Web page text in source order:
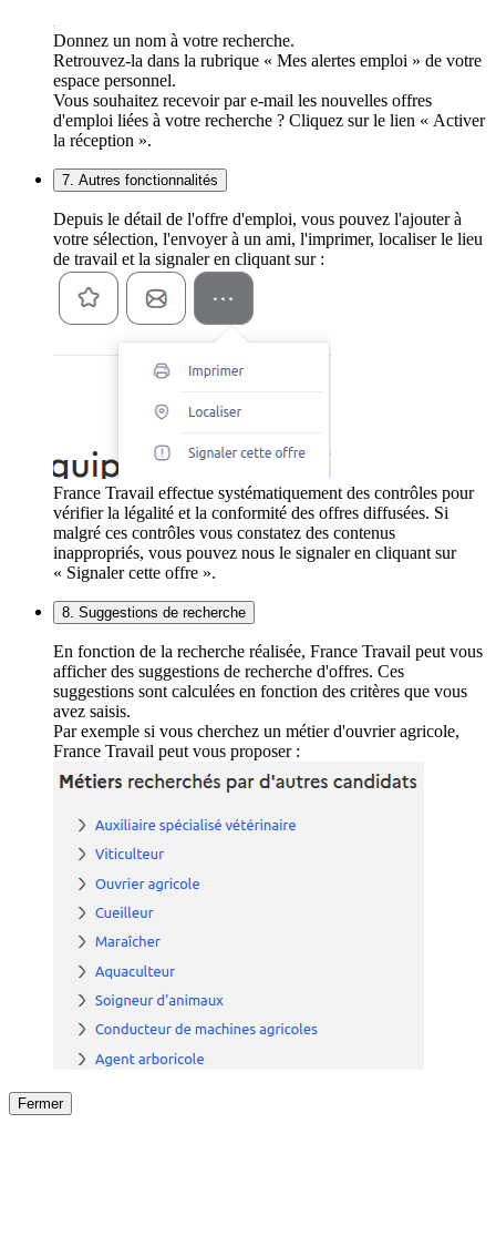
Donnez un nom à votre recherche.
Retrouvez-la dans la rubrique « Mes alertes emploi » de votre
espace personnel.
Vous souhaitez recevoir par e-mail les nouvelles offres
d'emploi liées à votre recherche ? Cliquez sur le lien « Activer
la réception ».
7. Autres fonctionnalités
Depuis le détail de l'offre d'emploi, vous pouvez l'ajouter à
votre sélection, l'envoyer à un ami, l'imprimer, localiser le lieu
de travail et la signaler en cliquant sur :
France Travail effectue systématiquement des contrôles pour
vérifier la légalité et la conformité des offres diffusées. Si
malgré ces contrôles vous constatez des contenus
inappropriés, vous pouvez nous le signaler en cliquant sur
« Signaler cette offre ».
8. Suggestions de recherche
En fonction de la recherche réalisée, France Travail peut vous
afficher des suggestions de recherche d'offres. Ces
suggestions sont calculées en fonction des critères que vous
avez saisis.
Par exemple si vous cherchez un métier d'ouvrier agricole,
France Travail peut vous proposer :
Fermer